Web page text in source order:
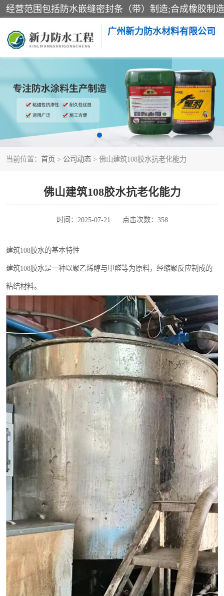
广州新力防水材料有限公司
当前位置： 首页 > 公司动态 > 佛山建筑108胶水抗老化能力
佛山建筑108胶水抗老化能力
时间：2025-07-21 点击次数：358
建筑108胶水的基本特性
建筑108胶水是一种以聚乙烯醇与甲醛等为原料，经缩聚反应制成的
粘结材料。
黑豹防水胶
乳化沥青防水涂料
非固化橡胶防水涂料